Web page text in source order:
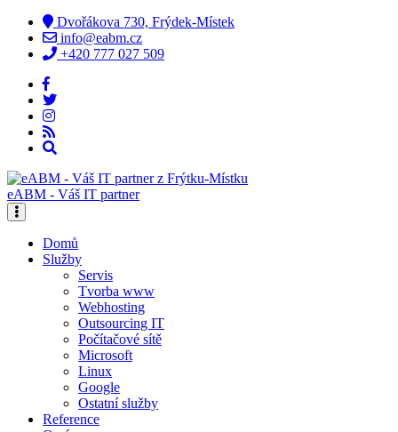
Dvořákova 730, Frýdek-Místek
info@eabm.cz
+420 777 027 509
eABM - Váš IT partner
Domů
Služby
Servis
Tvorba www
Webhosting
Outsourcing IT
Počítačové sítě
Microsoft
Linux
Google
Ostatní služby
Reference